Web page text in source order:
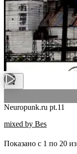
Neuropunk.ru pt.11
mixed by Bes
Показано с 1 по 20 из